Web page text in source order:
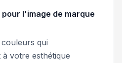
l'image de marque
couleurs qui
votre esthétique